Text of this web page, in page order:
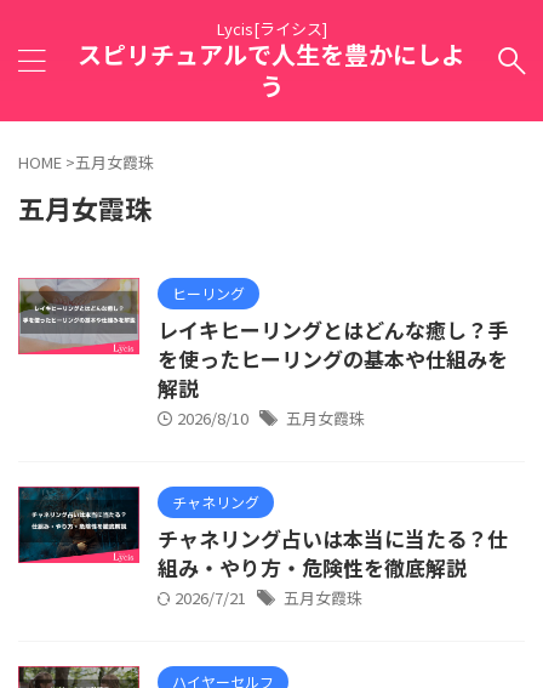
Lycis[ライシス]
スピリチュアルで人生を豊かにしよ
う
HOME >五月女霞珠
五月女霞珠
ヒーリング
レイキヒーリングとはどんな癒し？手
を使ったヒーリングの基本や仕組みを
解説
2026/8/10 五月女霞珠
チャネリング
チャネリング占いは本当に当たる？仕
組み・やり方・危険性を徹底解説
2026/7/21 五月女霞珠
ハイヤーセルフ